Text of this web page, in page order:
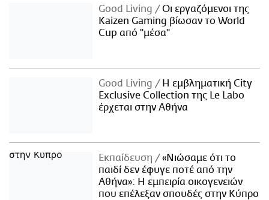
Good Living
Οι εργαζόμενοι της
Kaizen Gaming βίωσαν το World
Cup από "μέσα"
Good Living
Η εμβληματική City
Exclusive Collection της Le Labo
έρχεται στην Αθήνα
Εκπαίδευση
«Νιώσαμε ότι το
παιδί δεν έφυγε ποτέ από την
Αθήνα»: Η εμπειρία οικογενειών
που επέλεξαν σπουδές στην Κύπρο